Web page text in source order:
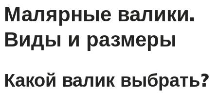
Малярные валики.
Виды и размеры
Какой валик выбрать?